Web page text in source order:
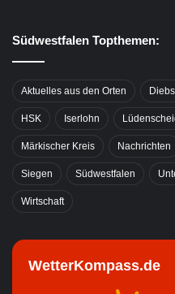
Südwestfalen Topthemen:
Aktuelles aus den Orten
HSK Iserlohn
Märkischer Kreis Nachrichten
Siegen Südwestfalen
Wirtschaft
WetterKompass.de